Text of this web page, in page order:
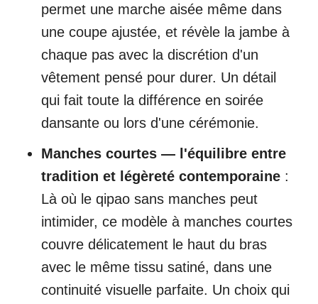
permet une marche aisée même dans
une coupe ajustée, et révèle la jambe à
chaque pas avec la discrétion d'un
vêtement pensé pour durer. Un détail
qui fait toute la différence en soirée
dansante ou lors d'une cérémonie.
Manches courtes — l'équilibre entre
tradition et légèreté contemporaine :
Là où le qipao sans manches peut
intimider, ce modèle à manches courtes
couvre délicatement le haut du bras
avec le même tissu satiné, dans une
continuité visuelle parfaite. Un choix qui